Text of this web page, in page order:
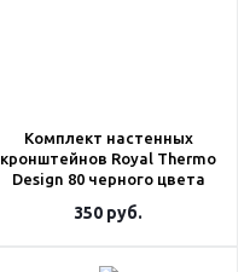
Комплект настенных
кронштейнов Royal Thermo
Design 80 черного цвета
350 руб.